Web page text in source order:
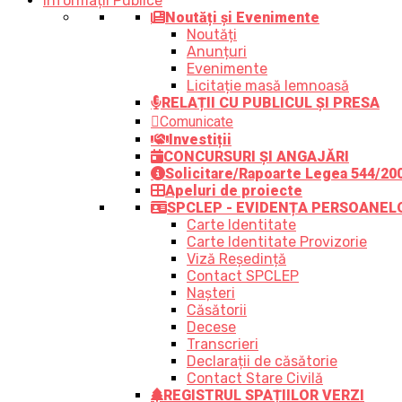
Noutăți și Evenimente
Noutăți
Anunțuri
Evenimente
Licitație masă lemnoasă
RELAȚII CU PUBLICUL ȘI PRESA
Comunicate
Investiții
CONCURSURI ȘI ANGAJĂRI
Solicitare/Rapoarte Legea 544/
Apeluri de proiecte
SPCLEP - EVIDENȚA
Carte Identitate
Carte Identitate Provizorie
Viză Reședință
Contact SPCLEP
Nașteri
Căsătorii
Decese
Transcrieri
Declarații de căsătorie
Contact Stare Civilă
REGISTRUL SPAȚIILOR VERZI